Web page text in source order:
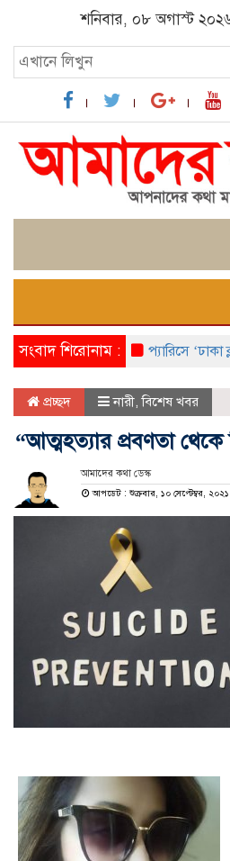
শনিবার, ০৮ অগাস্ট
সংবাদ শিরোনাম :প্যারিসে ‘ঢাকা ক্লাব
প্রচ্ছদ নারী,বিশেষ খবর
“আত্মহত্যার প্রবণতা থেকে
আমাদের কথা ডেস্ক
আপডেট : শুক্রবার, ১০ সেপ্টেম্বর, ২০২১